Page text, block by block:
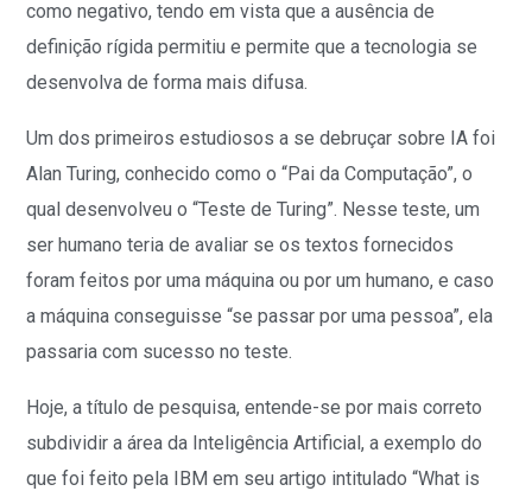
como negativo, tendo em vista que a ausência de
definição rígida permitiu e permite que a tecnologia se
desenvolva de forma mais difusa.
Um dos primeiros estudiosos a se debruçar sobre IA foi
Alan Turing, conhecido como o “Pai da Computação”, o
qual desenvolveu o “Teste de Turing”. Nesse teste, um
ser humano teria de avaliar se os textos fornecidos
foram feitos por uma máquina ou por um humano, e caso
a máquina conseguisse “se passar por uma pessoa”, ela
passaria com sucesso no teste.
Hoje, a título de pesquisa, entende-se por mais correto
subdividir a área da Inteligência Artificial, a exemplo do
que foi feito pela IBM em seu artigo intitulado “What is